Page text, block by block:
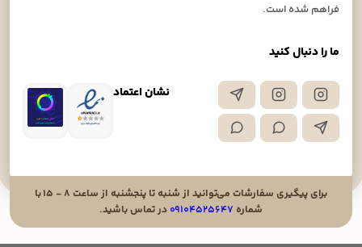
ما را دنبال کنید
نشان اعتماد
فراهم شده است.
برای پیگیری سفارشات می‌توانید از شنبه تا پنجشنبه از ساعت ۸ - ۱۵ با
شماره ۰۹۱۰۴۵۲۵۶۴۷در تماس باشید.